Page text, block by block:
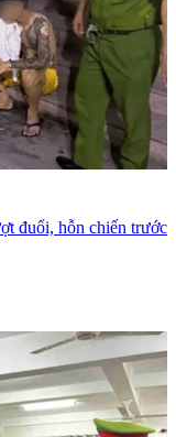
đuổi, hỗn chiến trước